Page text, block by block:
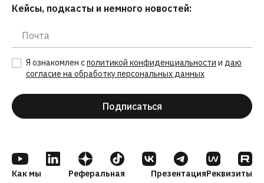
Кейсы, подкасты и немного новостей:
Подписаться
Я ознакомлен сполитикой конфиденциальности и даю
согласие на обработку персональных данных
Как мы
Реферальная
ПрезентацияРеквизиты